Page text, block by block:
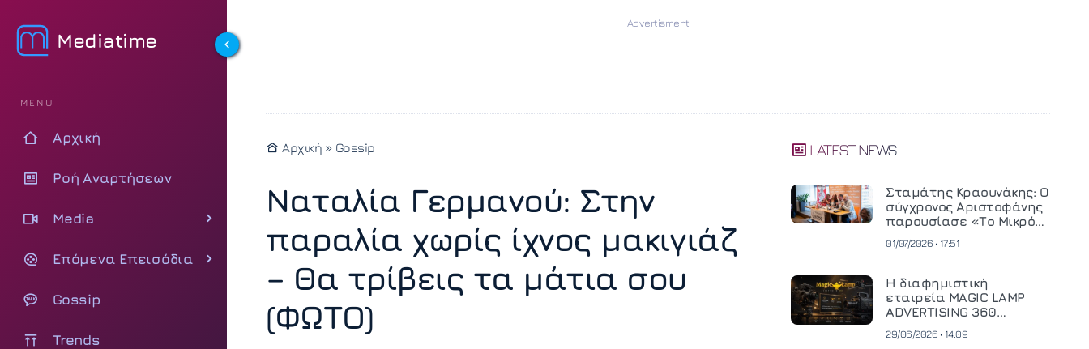
Mediatime
MENU
Αρχική
Ροή Αναρτήσεων
Media
Επόμενα Επεισόδια
Gossip
Trends
Αρχική » Gossip
Ναταλία Γερμανού: Στην
παραλία χωρίς ίχνος μακιγιάζ
– Θα τρίβεις τα μάτια σου
(ΦΩΤΟ)
LATEST NEWS
Σταμάτης Κραουνάκης: Ο
σύγχρονος Αριστοφάνης
παρουσίασε «Το Μικρό
01/07/2026 • 17:51
Η διαφημιστική
εταιρεία MAGIC LAMP
ADVERTISING 360
κινηματογραφική
29/06/2026 • 14:09